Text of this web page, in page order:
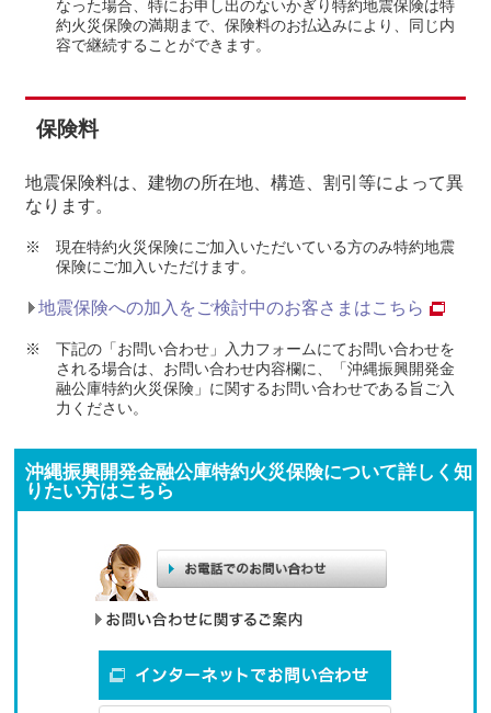
なった場合、特にお申し出のないかぎり特約地震保険は特
約火災保険の満期まで、保険料のお払込みにより、同じ内
容で継続することができます。
保険料
地震保険料は、建物の所在地、構造、割引等によって異
なります。
※
現在特約火災保険にご加入いただいている方のみ特約地震
保険にご加入いただけます。
地震保険への加入をご検討中のお客さまはこちら
※
下記の「お問い合わせ」入力フォームにてお問い合わせを
される場合は、お問い合わせ内容欄に、「沖縄振興開発金
融公庫特約火災保険」に関するお問い合わせである旨ご入
力ください。
沖縄振興開発金融公庫特約火災保険について詳しく知
りたい方はこちら